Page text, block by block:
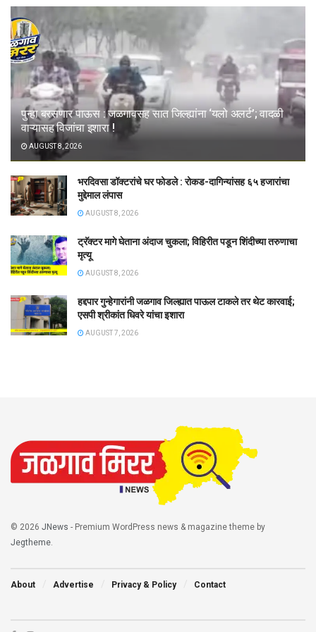
पुन्हा बरसणार पाऊस : जळगावसह सात जिल्ह्यांना ‘यलो अलर्ट’; वादळी
वाऱ्यासह विजांचा इशारा !
AUGUST 8, 2026
भरदिवसा डॉक्टरांचे घर फोडले : रोकड-दागिन्यांसह ६५ हजारांचा
मुद्देमाल लंपास
AUGUST 8, 2026
ट्रॅक्टर मागे घेताना अंदाज चुकला; विहिरीत पडून शिंदीच्या तरुणाचा
मृत्यू
AUGUST 8, 2026
हद्दपार गुन्हेगारांनी जळगाव जिल्ह्यात पाऊल टाकले तर थेट कारवाई;
एसपी श्रीकांत धिवरे यांचा इशारा
AUGUST 7, 2026
© 2026 JNews - Premium WordPress news & magazine theme by
Jegtheme
About Advertise Privacy & Policy Contact